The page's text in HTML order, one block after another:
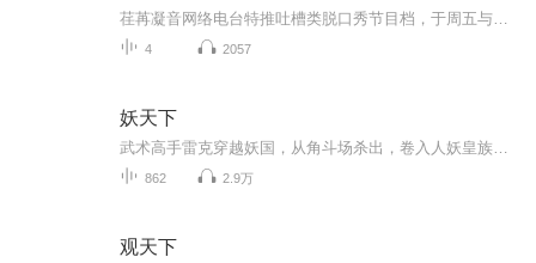
4 2057
妖天下
862 2.9万
观天下